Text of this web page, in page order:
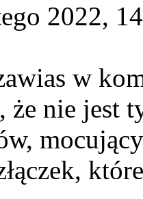
2022,
w
że nie jest